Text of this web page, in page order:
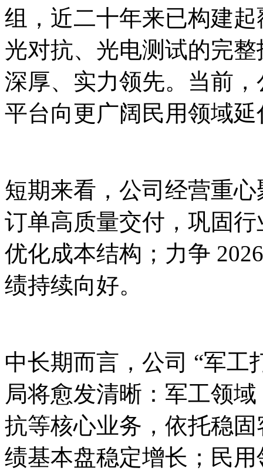
组，近二十年来已构建
光对抗、光电测试的完
深厚、实力领先。当前
平台向更广阔民用领域
短期来看，公司经营重
订单高质量交付，巩固
优化成本结构；力争
绩持续向好。
中长期而言，公司 “军工
局将愈发清晰：军工领
抗等核心业务，依托稳
绩基本盘稳定增长；民